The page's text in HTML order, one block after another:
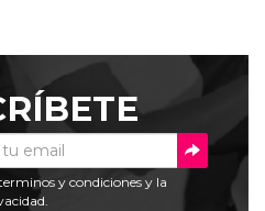
y condiciones y la
.